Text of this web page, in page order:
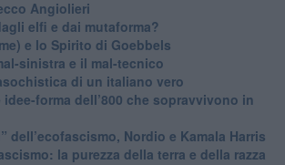
Angiolieri
elfi e dai mutaforma?
e lo Spirito di Goebbels
sinistra e il mal-tecnico
di un italiano vero
idee-forma dell’800 che sopravvivono in
dell’ecofascismo, Nordio e Kamala Harris
la purezza della terra e della razza